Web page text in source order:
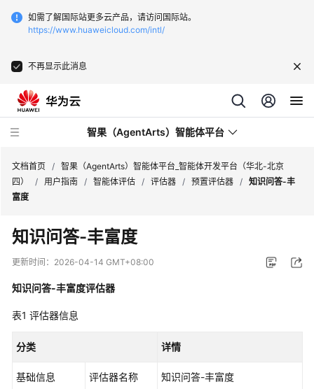
如需了解国际站更多云产品，请访问国际站。
https://www.huaweicloud.com/intl/
不再显示此消息
智果（AgentArts）智能体平台
新
动
态
产
介
始
文档首页 / 智果（AgentArts）智能体平台_智能体开发平台（华北-北京
四）
/ 用户指南 / 智能体评估 / 评估器 / 预置评估器 / 知识问答-丰
富度
知识问答-丰富度
更新时间： 2026-04-14 GMT+08:00
知识问答-丰富度评估器
表1 评估器信息
分类 详情
基础信息 评估器名称 知识问答-丰富度